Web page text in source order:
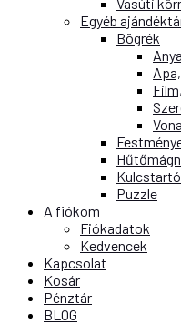
Egyéb
Bögrék
Puzzle
A fiókom
Fiókadatok
Kedvencek
Kapcsolat
Kosár
Pénztár
BLOG